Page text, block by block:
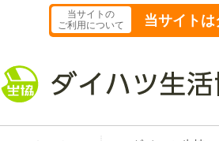
当サイトの
ご利用について
当サイト